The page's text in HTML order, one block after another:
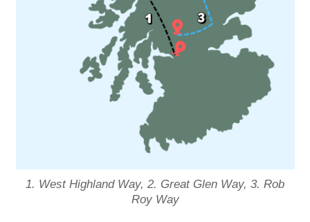
1. West Highland Way, 2. Great Glen Way, 3. Rob
Roy Way